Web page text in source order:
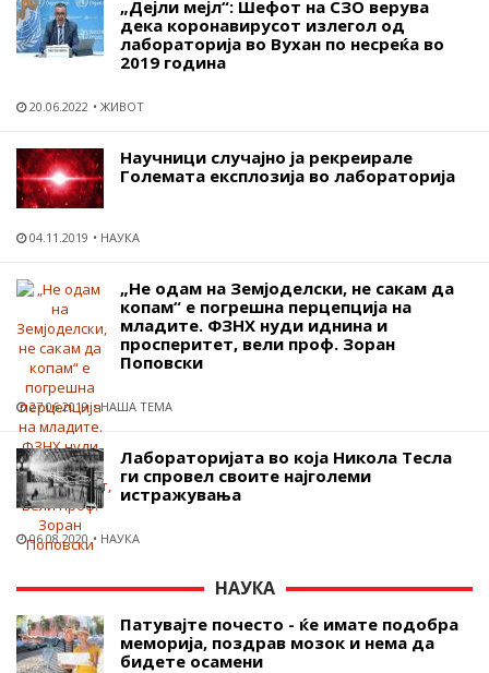
„Дејли мејл“: Шефот на СЗО верува
дека коронавирусот излегол од
лабораторија во Вухан по несреќа во
2019 година
20.06.2022 ЖИВОТ
Научници случајно ја рекреирале
Големата експлозија во лабораторија
04.11.2019 НАУКА
„Не одам на Земјоделски, не сакам да
копам“ е погрешна перцепција на
младите. ФЗНХ нуди иднина и
просперитет, вели проф. Зоран
Поповски
27.06.2019 НАША ТЕМА
Лабораторијата во која Никола Тесла
ги спровел своите најголеми
истражувања
06.08.2020 НАУКА
НАУКА
Патувајте почесто - ќе имате подобра
меморија, поздрав мозок и нема да
бидете осамени